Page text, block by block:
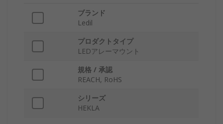
ブランド
Ledil
プロダクトタイプ
LEDアレーマウント
規格 / 承認
REACH, RoHS
シリーズ
HEKLA